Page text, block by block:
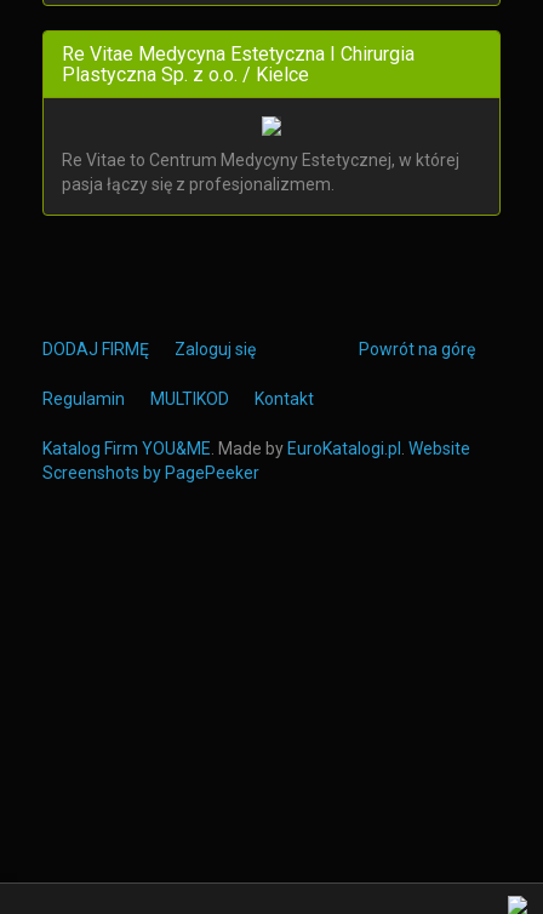
Re Vitae Medycyna Estetyczna I Chirurgia
Plastyczna Sp. z o.o. / Kielce
Re Vitae to Centrum Medycyny Estetycznej, w której
pasja łączy się z profesjonalizmem.
Powrót na górę
DODAJ FIRMĘ Zaloguj się
Regulamin MULTIKOD Kontakt
Katalog Firm YOU&ME . Made by EuroKatalogi.pl
Website
Screenshots by PagePeeker